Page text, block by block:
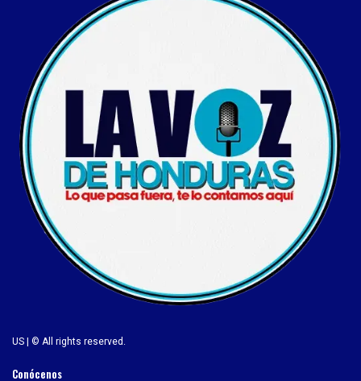
US | © All rights reserved.
Conócenos